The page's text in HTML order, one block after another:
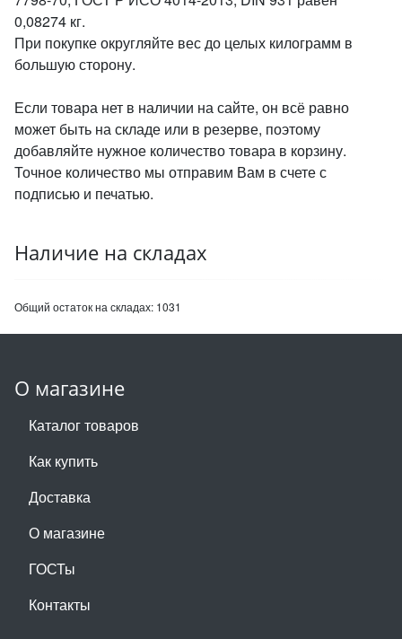
0,08274 кг.
При покупке округляйте вес до целых килограмм в
большую сторону.
Если товара нет в наличии на сайте, он всё равно
может быть на складе или в резерве, поэтому
добавляйте нужное количество товара в корзину.
Точное количество мы отправим Вам в счете с
подписью и печатью.
Наличие на складах
Общий остаток на складах: 1031
О магазине
Каталог товаров
Как купить
Доставка
О магазине
ГОСТы
Контакты